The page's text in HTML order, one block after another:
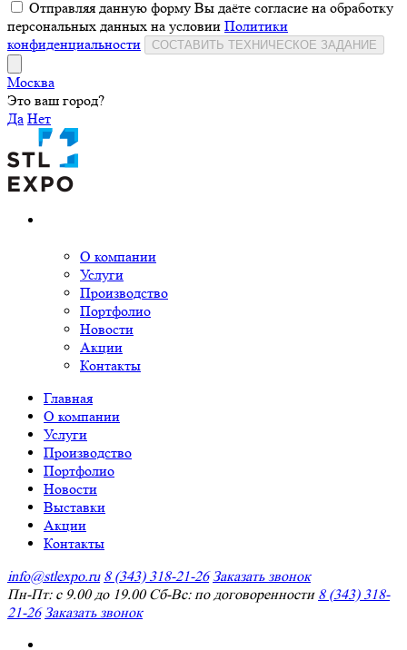
Отправляя данную форму Вы даёте согласие на обработку
персональных данных на условии Политики
конфиденциальности
СОСТАВИТЬ ТЕХНИЧЕСКОЕ ЗАДАНИЕ
Москва
Это ваш город?
Да Нет
О компании
Услуги
Производство
Портфолио
Новости
Акции
Контакты
Главная
О компании
Услуги
Производство
Портфолио
Новости
Выставки
Акции
Контакты
info@stlexpo.ru 8 (343) 318-21-26 Заказать звонок
Пн-Пт: с 9.00 до 19.00 Сб-Вс: по договоренности 8 (343) 318-
21-26 Заказать звонок